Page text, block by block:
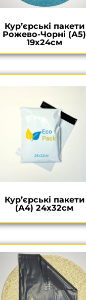
Кур’єрські пакети
Рожево-Чорні (А5)
19х24см
Кур’єрські пакети
(А4) 24х32см